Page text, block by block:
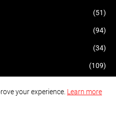
(51)
(94)
(34)
(109)
your experience. Learn more